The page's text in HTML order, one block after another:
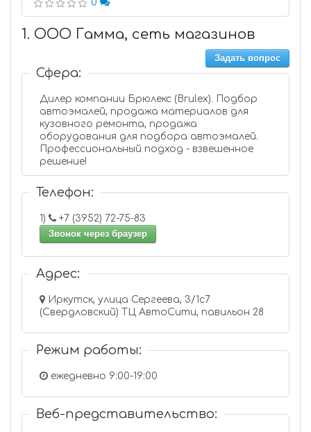
0
1. ООО Гамма, сеть магазинов
Задать вопрос
Сфера:
Дилер компании Брюлекс (Brulex). Подбор
автоэмалей, продажа материалов для
кузовного ремонта, продажа
оборудования для подбора автоэмалей.
Профессиональный подход - взвешенное
решение!
Телефон:
1)
+7 (3952) 72-75-83
Звонок через браузер
Адрес:
Иркутск, улица Сергеева, 3/1с7
(Свердловский) ТЦ АвтоСити, павильон 28
Режим работы:
ежедневно 9:00-19:00
Веб-представительство: